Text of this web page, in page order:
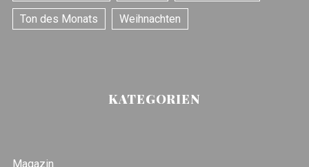
Ton des Monats Weihnachten
KATEGORIEN
Magazin